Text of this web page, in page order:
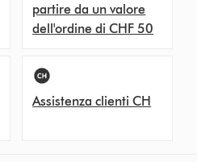
partire da un valore
dell'ordine di CHF 50
Assistenza clienti CH